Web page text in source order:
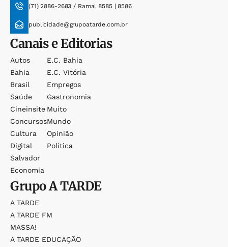
(71) 2886-2683 / Ramal 8585 | 8586
publicidade@grupoatarde.com.br
Canais e Editorias
Autos
Bahia
Brasil
Saúde
Cineinsite
Concursos
Cultura
Digital
Salvador
Economia
E.c. Bahia
E.c. Vitória
Empregos
Gastronomia
Muito
Mundo
Opinião
Política
GrupoA TARDE
A TARDE
A TARDE FM
MASSA!
A TARDE EDUCAÇÃO